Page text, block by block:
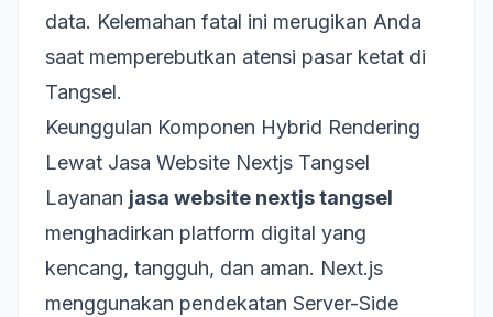
data. Kelemahan fatal ini merugikan Anda
saat memperebutkan atensi pasar ketat di
Tangsel.
Keunggulan Komponen Hybrid Rendering
Lewat Jasa Website Nextjs Tangsel
Layanan jasa website nextjs tangsel
menghadirkan platform digital yang
kencang, tangguh, dan aman. Next.js
menggunakan pendekatan Server-Side